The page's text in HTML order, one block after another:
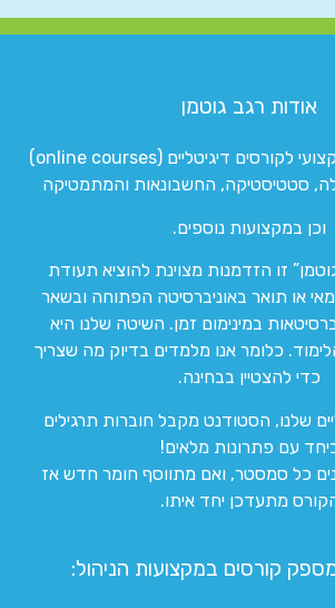
אודות רגב גוטמן
המרכז המוביל והמקצועי לקורסים דיגיטליים (online courses)
סטטיסטיקה, החשבונאות והמתמטיקה
וכן במקצועות נוספים.
זו הזדמנות מצוינת להוציא תעודת
או תואר באוניברסיטה הפתוחה ובשאר
במינימום זמן. השיטה שלנו היא
כלומר אנו מלמדים בדיוק מה שצריך
כדי להצטיין בבחינה.
שלנו, הסטודנט מקבל חוברות תרגילים
עם פתרונות מלאים!
כל סמסטר, ואם מתווסף חומר חדש אז
מתעדכן יחד איתו.
קורסים במקצועות הניהול: